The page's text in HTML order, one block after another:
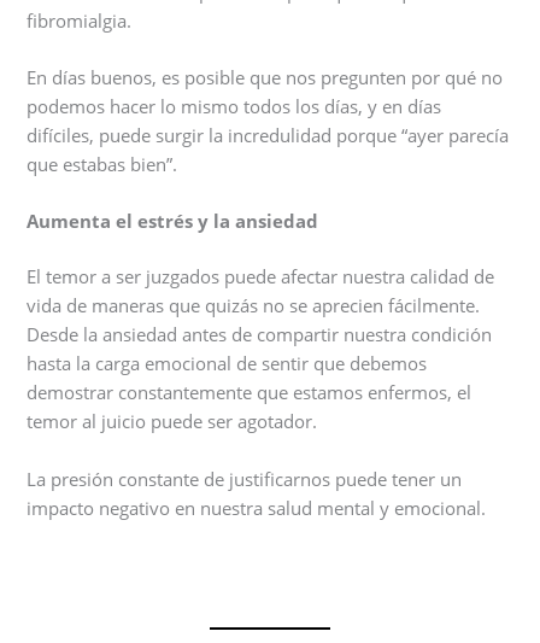
fibromialgia.
En días buenos, es posible que nos pregunten por qué no
podemos hacer lo mismo todos los días, y en días
difíciles, puede surgir la incredulidad porque “ayer parecía
que estabas bien”.
Aumenta el estrés y la ansiedad
El temor a ser juzgados puede afectar nuestra calidad de
vida de maneras que quizás no se aprecien fácilmente.
Desde la ansiedad antes de compartir nuestra condición
hasta la carga emocional de sentir que debemos
demostrar constantemente que estamos enfermos, el
temor al juicio puede ser agotador.
La presión constante de justificarnos puede tener un
impacto negativo en nuestra salud mental y emocional.